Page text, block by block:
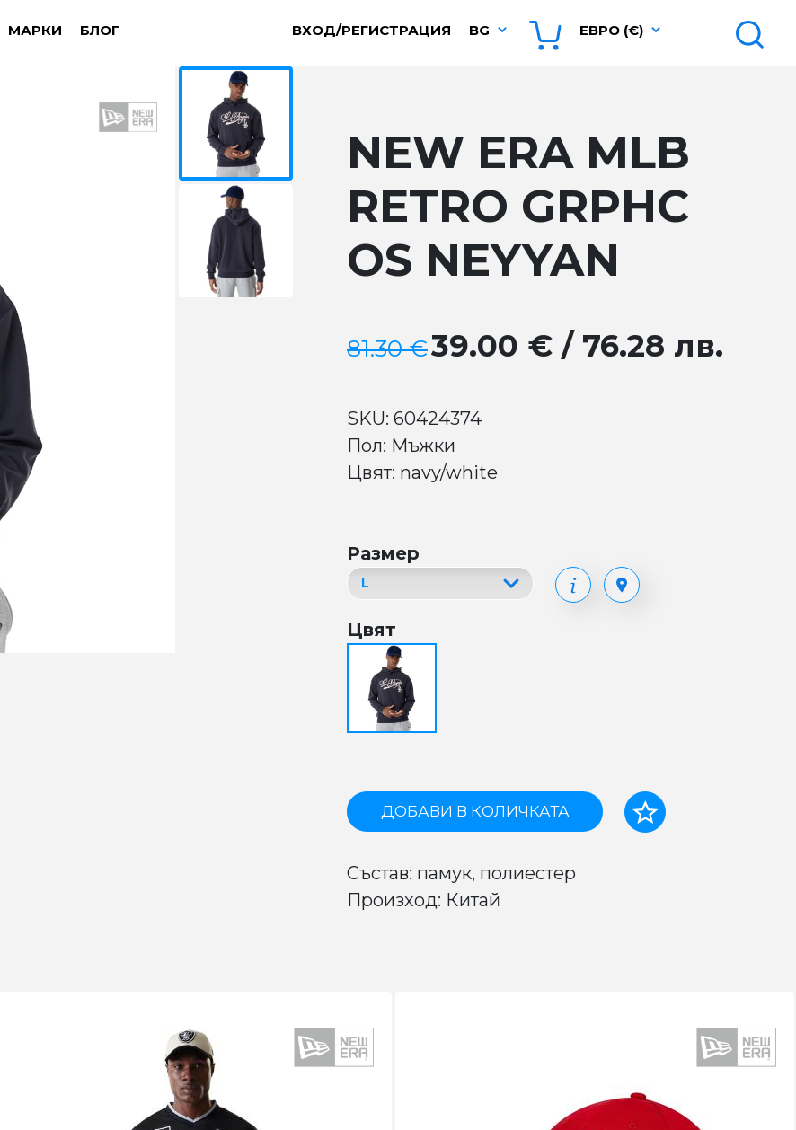
МАРКИ БЛОГ ВХОД/РЕГИСТРАЦИЯ BG ЕВРО (€)
NEW ERA MLB
RETRO GRPHC
OS NEYYAN
81.30 €39.00 € / 76.28 лв.
SKU: 60424374
Пол: Мъжки
Цвят: navy/white
Размер
Цвят
ДОБАВИ В КОЛИЧКАТА
Състав: памук, полиестер
Произход: Китай